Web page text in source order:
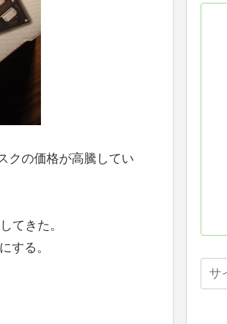
クの価格が高騰してい
てきた。
する。